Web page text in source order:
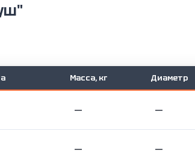
Масса, кг Диаметр
— —
— —